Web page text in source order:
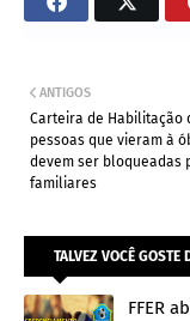
ANTIGOS
Carteira de Habilitação
pessoas que vieram à
devem ser bloqueadas
familiares
TALVEZ VOCÊ GOSTE
FFER